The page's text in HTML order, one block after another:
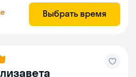
Выбрать время